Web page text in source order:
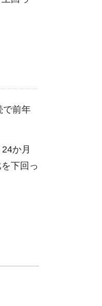
で前年
か月
下回っ